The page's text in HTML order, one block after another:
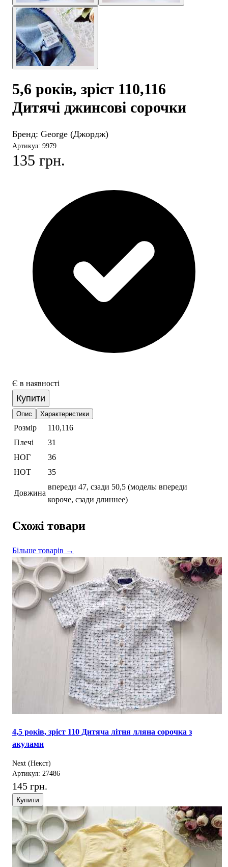
5,6 років, зріст 110,116
Дитячі джинсові сорочки
Бренд: George (Джордж)
Артикул: 9979
135 грн.
Є в наявності
Купити
Опис Характеристики
Розмір
110,116
Плечі
31
НОГ
36
НОТ
35
Довжина
впереди 47, сзади 50,5 (модель: впереди
короче, сзади длиннее)
Схожі товари
Більше товарів →
4,5 років, зріст 110 Дитяча літня лляна сорочка з
акулами
Next (Некст)
Артикул: 27486
145 грн.
Купити